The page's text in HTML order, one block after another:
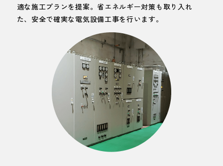
適な施工プランを提案。省エネルギー対策も取り入れ
た、安全で確実な電気設備工事を行います。